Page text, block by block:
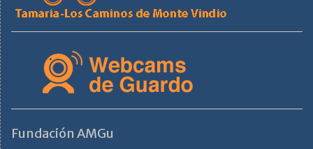
Fundación AMGu